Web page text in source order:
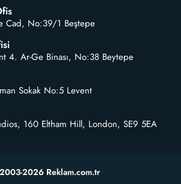
Cad, No:39/1 Beştepe
4. Ar-Ge Binası, No:38 Beytepe
Sokak No:5 Levent
160 Eltham Hill, London, SE9 5EA
2026 Reklam.com.tr